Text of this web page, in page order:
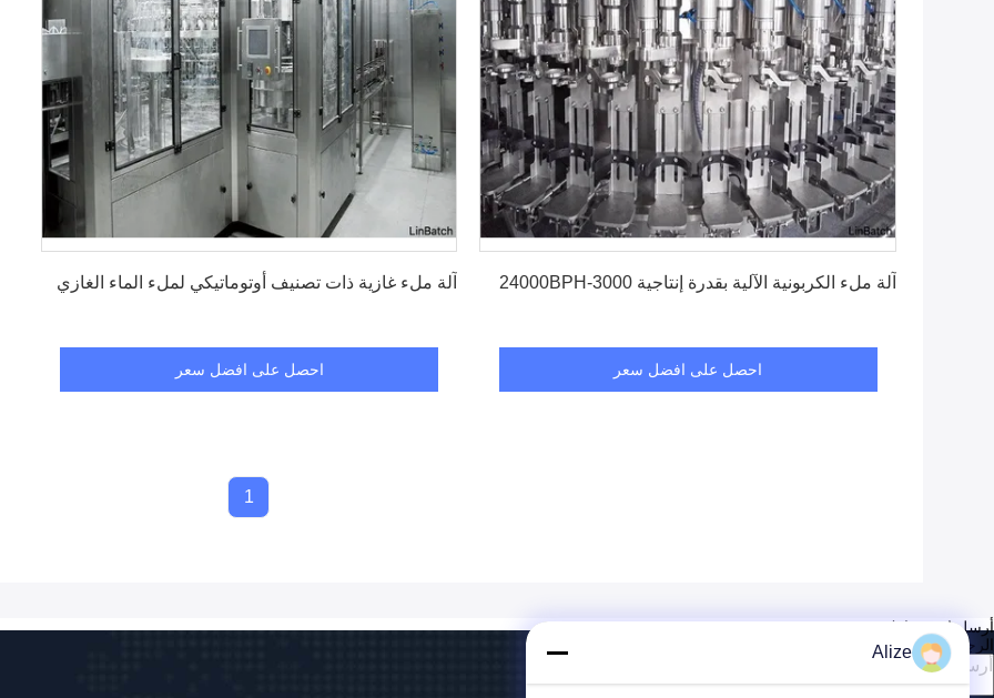
آلة ملء الكربونية الآلية بقدرة إنتاجية 3000-24000BPH
احصل على افضل سعر
آلة ملء غازية ذات تصنيف أوتوماتيكي لملء الماء الغازي
احصل على افضل سعر
1
أرسل استفسارك
الرجاء إرسال طلبك إلينا وسنرد عليك في أقرب وقت ممكن.
Alize